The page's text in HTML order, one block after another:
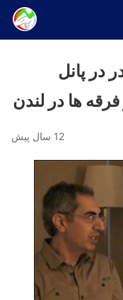
در پانل
ها در لندن
12 سال پیش